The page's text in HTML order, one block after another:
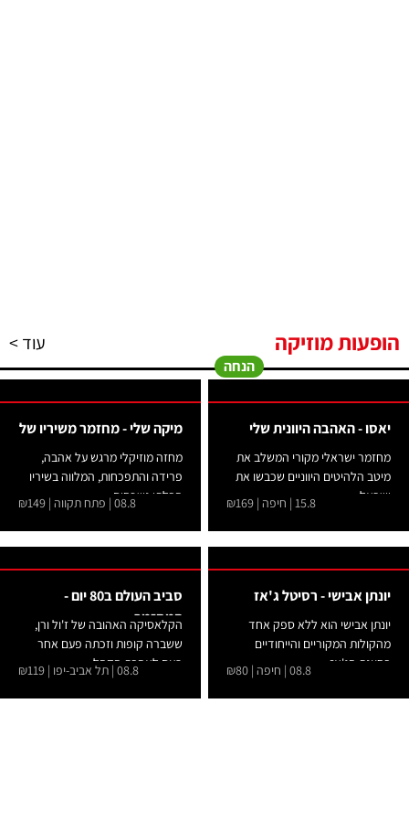
הופעות מוזיקה עוד >
הנחה
יאסו - האהבה היוונית שלי
מחזמר ישראלי מקורי המשלב את
מיטב הלהיטים היווניים שכבשו את
ישראל....
15.8 | חיפה | ₪169
מיקה שלי - מחזמר משיריו של
מחזה מוזיקלי מרגש על אהבה,
פרידה והתפכחות, המלווה בשיריו
הבלתי נשכחים...
08.8 | פתח תקווה | ₪149
יונתן אבישי - רסיטל ג'אז
יונתן אבישי הוא ללא ספק אחד
מהקולות המקוריים והייחודיים
בסצנת הג'אז...
08.8 | חיפה | ₪80
סביב העולם ב80 יום -
המחזמר
הקלאסיקה האהובה של ז'ול ורן,
ששברה קופות וזכתה פעם אחר
פעם לאהבת הקהל...
08.8 | תל אביב-יפו | ₪119